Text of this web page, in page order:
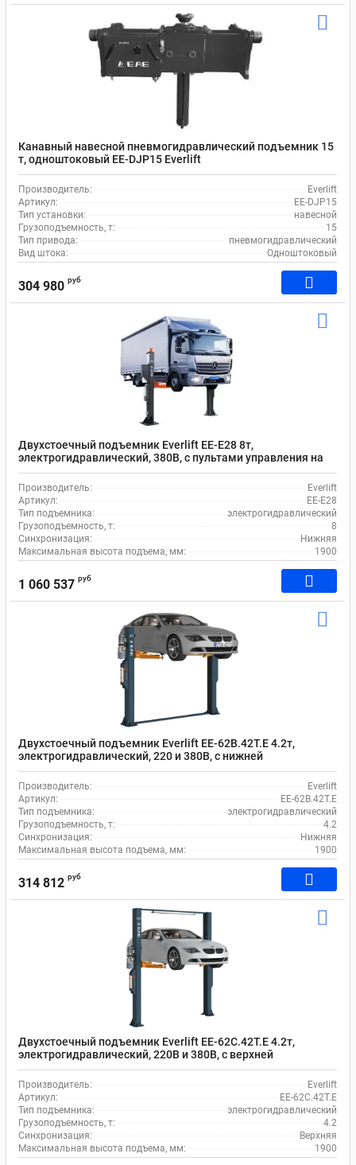
Канавный навесной пневмогидравлический подъемник 15
т, одноштоковый EE-DJP15 Everlift
Производитель:
Everlift
Артикул:
EE‐DJP15
Тип установки:
навесной
Грузоподъемность, т:
15
Тип привода:
пневмогидравлический
Вид штока:
Одноштоковый
304 980 руб
Двухстоечный подъемник Everlift EE-E28 8т,
электрогидравлический, 380В, с пультами управления на
каждой колонне
Производитель:
Everlift
Артикул:
EE-E28
Тип подъемника:
электрогидравлический
Грузоподъемность, т:
8
Синхронизация:
Нижняя
Максимальная высота подъема, мм:
1900
1 060 537 руб
Двухстоечный подъемник Everlift EE-62B.42T.E 4.2т,
электрогидравлический, 220 и 380В, с нижней
синхронизацией
Производитель:
Everlift
Артикул:
EE-62B.42T.E
Тип подъемника:
электрогидравлический
Грузоподъемность, т:
4.2
Синхронизация:
Нижняя
Максимальная высота подъема, мм:
1900
314 812 руб
Двухстоечный подъемник Everlift EE-62C.42T.E 4.2т,
электрогидравлический, 220В и 380В, с верхней
синхронизацией
Производитель:
Everlift
Артикул:
EE-62C.42T.E
Тип подъемника:
электрогидравлический
Грузоподъемность, т:
4.2
Синхронизация:
Верхняя
Максимальная высота подъема, мм:
1900